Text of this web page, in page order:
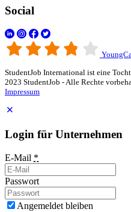
Social
StudentJob International ist eine
2023 StudentJob - Alle Rechte
Impressum
Login für Unternehmen
E-Mail *
Passwort
Angemeldet bleiben